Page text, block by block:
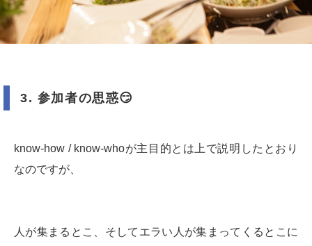
3. 参加者の思惑😏
know-how / know-whoが主目的とは上で説明したとおり
なのですが、
人が集まるとこ、そしてエラい人が集まってくるとこに